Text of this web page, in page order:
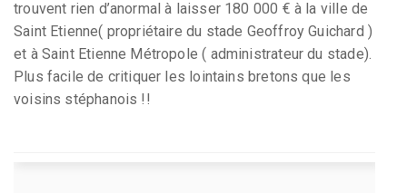
trouvent rien d’anormal à laisser 180 000 € à la ville de
Saint Etienne( propriétaire du stade Geoffroy Guichard )
et à Saint Etienne Métropole ( administrateur du stade).
Plus facile de critiquer les lointains bretons que les
voisins stéphanois !!